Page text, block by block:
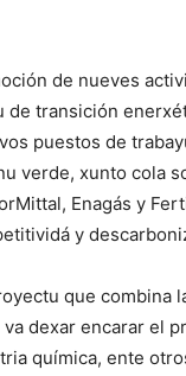
de nueves
transición
puestos de
verde, xunto cola
Enagás y
y
que combina
dexar encarar el
química, ente